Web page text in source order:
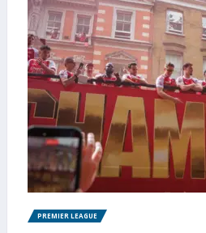
PREMIER LEAGUE